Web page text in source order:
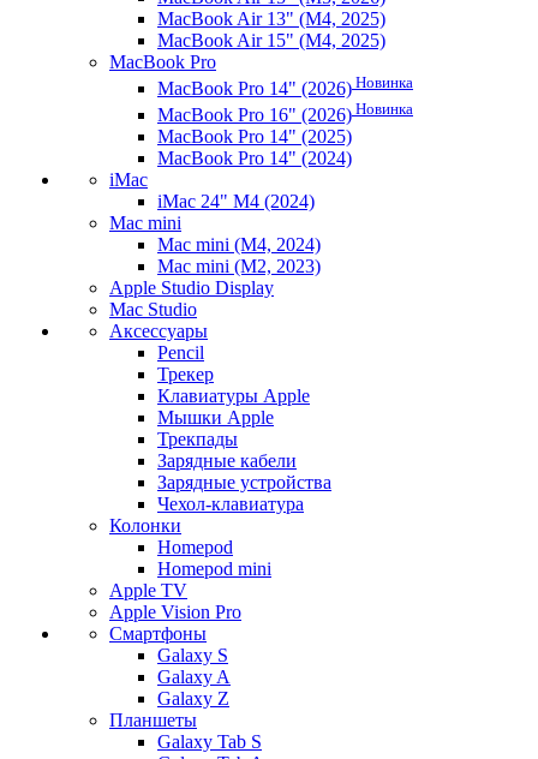
MacBook Air 13" (M4, 2025)
MacBook Air 15" (M4, 2025)
MacBook Pro
MacBook Pro 14" (2026) Новинка
MacBook Pro 16" (2026) Новинка
MacBook Pro 14" (2025)
MacBook Pro 14" (2024)
iMac
iMac 24" M4 (2024)
Mac mini
Mac mini (M4, 2024)
Mac mini (M2, 2023)
Apple Studio Display
Mac Studio
Аксессуары
Pencil
Трекер
Клавиатуры Apple
Мышки Apple
Трекпады
Зарядные кабели
Зарядные устройства
Чехол-клавиатура
Колонки
Homepod
Homepod mini
Apple TV
Apple Vision Pro
Смартфоны
Galaxy S
Galaxy A
Galaxy Z
Планшеты
Galaxy Tab S